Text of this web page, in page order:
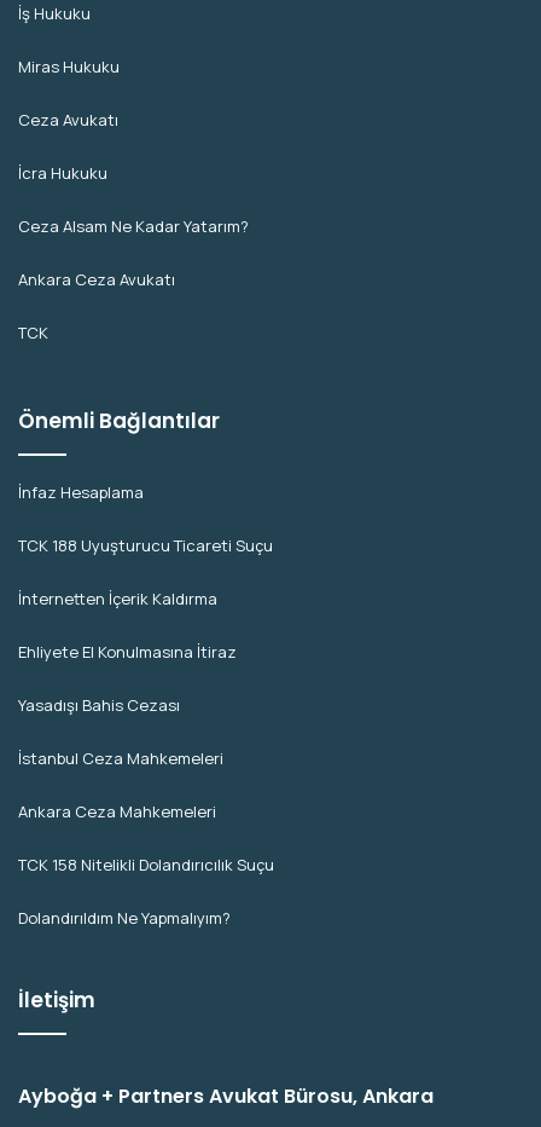
İş Hukuku
Miras Hukuku
Ceza Avukatı
İcra Hukuku
Ceza Alsam Ne Kadar Yatarım?
Ankara Ceza Avukatı
TCK
Önemli Bağlantılar
İnfaz Hesaplama
TCK 188 Uyuşturucu Ticareti Suçu
İnternetten İçerik Kaldırma
Ehliyete El Konulmasına İtiraz
Yasadışı Bahis Cezası
İstanbul Ceza Mahkemeleri
Ankara Ceza Mahkemeleri
TCK 158 Nitelikli Dolandırıcılık Suçu
Dolandırıldım Ne Yapmalıyım?
İletişim
Ayboğa + Partners Avukat Bürosu, Ankara